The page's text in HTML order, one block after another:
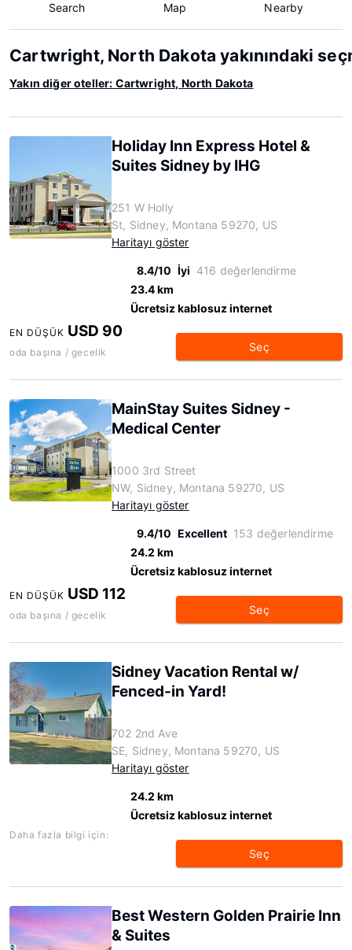
Search Map Nearby
Cartwright, North Dakota yakınındaki
Yakın diğer oteller: Cartwright, North Dakota
Holiday Inn Express Hotel &
Suites Sidney by IHG
251 W Holly
St, Sidney, Montana 59270, US
Haritayı göster
8.4/10 İyi 416 değerlendirme
23.4 km
Ücretsiz kablosuz internet
EN DÜŞÜK USD 90
oda başına / gecelik Seç
MainStay Suites Sidney -
Medical Center
1000 3rd Street
NW, Sidney, Montana 59270, US
Haritayı göster
9.4/10 Excellent 153 değerlendirme
24.2 km
Ücretsiz kablosuz internet
EN DÜŞÜK USD 112
oda başına / gecelik Seç
Sidney Vacation Rental w/
Fenced-in Yard!
702 2nd Ave
SE, Sidney, Montana 59270, US
Haritayı göster
24.2 km
Ücretsiz kablosuz internet
Daha fazla bilgi için:
Seç
Best Western Golden Prairie Inn
& Suites